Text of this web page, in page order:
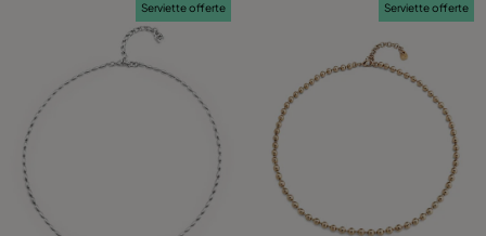
Serviette offerte Serviette offerte